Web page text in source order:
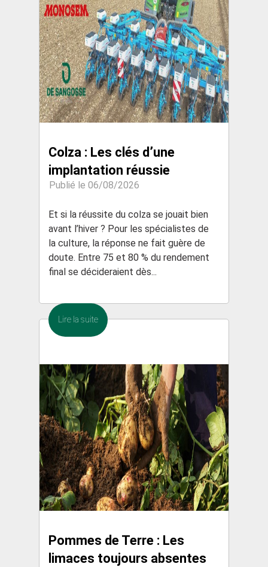
Colza : Les clés d’une
implantation réussie
Publié le 06/08/2026
Et si la réussite du colza se jouait bien
avant l’hiver ? Pour les spécialistes de
la culture, la réponse ne fait guère de
doute. Entre 75 et 80 % du rendement
final se décideraient dès...
Lire la suite
Pommes de Terre : Les
limaces toujours absentes